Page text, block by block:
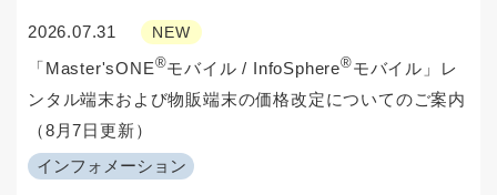
2026.07.31 NEW
インフォメーション
「Master'sONE®モバイル / InfoSphere®モバイル」レ
ンタル端末および物販端末の価格改定についてのご案内
（8月7日更新）